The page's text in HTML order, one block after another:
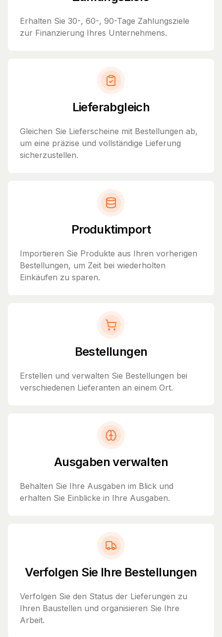
Erhalten Sie 30-, 60-, 90-Tage Zahlungsziele
zur Finanzierung Ihres Unternehmens.
Lieferabgleich
Gleichen Sie Lieferscheine mit Bestellungen ab,
um eine präzise und vollständige Lieferung
sicherzustellen.
Produktimport
Importieren Sie Produkte aus Ihren vorherigen
Bestellungen, um Zeit bei wiederholten
Einkäufen zu sparen.
Bestellungen
Erstellen und verwalten Sie Bestellungen bei
verschiedenen Lieferanten an einem Ort.
Ausgaben verwalten
Behalten Sie Ihre Ausgaben im Blick und
erhalten Sie Einblicke in Ihre Ausgaben.
Verfolgen Sie Ihre Bestellungen
Verfolgen Sie den Status der Lieferungen zu
Ihren Baustellen und organisieren Sie Ihre
Arbeit.